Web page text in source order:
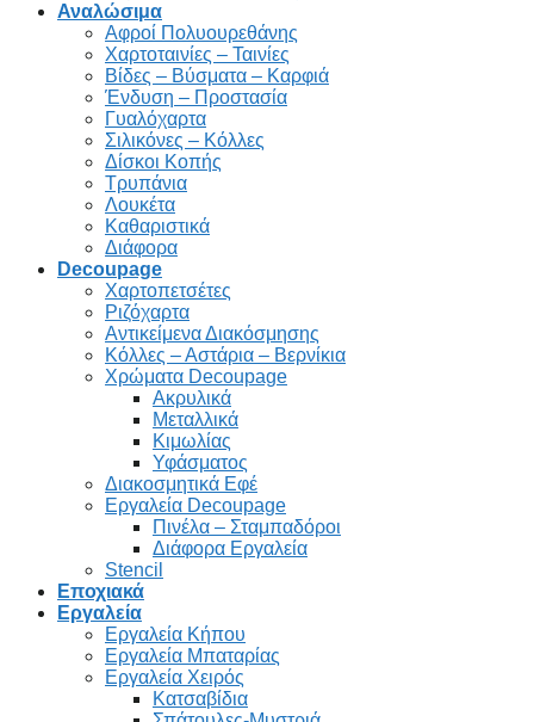
Αναλώσιμα
Αφροί Πολυουρεθάνης
Χαρτοταινίες – Ταινίες
Βίδες – Βύσματα – Καρφιά
Ένδυση – Προστασία
Γυαλόχαρτα
Σιλικόνες – Κόλλες
Δίσκοι Κοπής
Τρυπάνια
Λουκέτα
Καθαριστικά
Διάφορα
Decoupage
Χαρτοπετσέτες
Ριζόχαρτα
Αντικείμενα Διακόσμησης
Κόλλες – Αστάρια – Βερνίκια
Χρώματα Decoupage
Ακρυλικά
Μεταλλικά
Κιμωλίας
Υφάσματος
Διακοσμητικά Εφέ
Εργαλεία Decoupage
Πινέλα – Σταμπαδόροι
Διάφορα Εργαλεία
Stencil
Εποχιακά
Εργαλεία
Εργαλεία Κήπου
Εργαλεία Μπαταρίας
Εργαλεία Χειρός
Κατσαβίδια